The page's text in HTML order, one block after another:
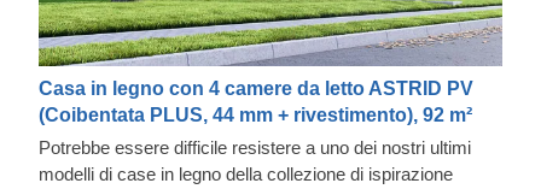
Casa in legno con 4 camere da letto ASTRID PV
(Coibentata PLUS, 44 mm + rivestimento), 92 m²
Potrebbe essere difficile resistere a uno dei nostri ultimi
modelli di case in legno della collezione di ispirazione